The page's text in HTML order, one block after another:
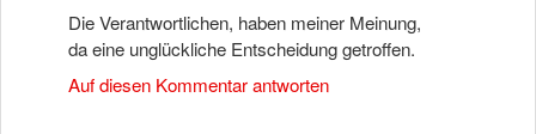
Die Verantwortlichen, haben meiner Meinung,
da eine unglückliche Entscheidung getroffen.
Auf diesen Kommentar antworten